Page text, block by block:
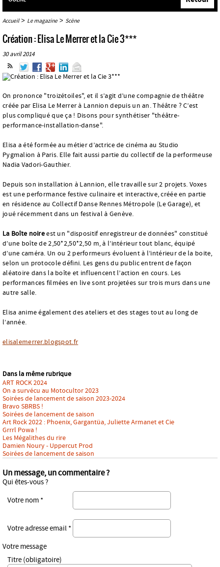
Accueil> Le magazine> Scène
Création : Elisa Le Merrer et la Cie 3***
30 avril 2014
On prononce "troizétoiles", et il s’agit d’une compagnie de théâtre
créée par Elisa Le Merrer à Lannion depuis un an. Théâtre ? C’est
plus compliqué que ça ! Disons pour synthétiser "théâtre-
performance-installation-danse".
Elisa a été formée au métier d’actrice de cinéma au Studio
Pygmalion à Paris. Elle fait aussi partie du collectif de la performeuse
Nadia Vadori-Gauthier.
Depuis son installation à Lannion, elle travaille sur 2 projets. Voxes
est une performance festive culinaire et interactive, créée en partie
en résidence au Collectif Danse Rennes Métropole (Le Garage), et
joué récemment dans un festival à Genève.
La Boîte noireest un "dispositif enregistreur de données" constitué
d’une boîte de 2,50*2,50*2,50 m, à l’intérieur tout blanc, équipé
d’une caméra. Un ou 2 performeurs évoluent à l’intérieur de la boite,
selon un protocole défini. Les gens du public entrent de façon
aléatoire dans la boîte et influencent l’action en cours. Les
performances filmées en live sont projetées sur trois murs dans une
autre salle.
Elisa anime également des ateliers et des stages tout au long de
l’année.
elisalemerrer.blogspot.fr
Dans la même rubrique
ART ROCK 2024
On a survécu au Motocultor 2023
Soirées de lancement de saison 2023-2024
Bravo SBRBS !
Soirées de lancement de saison
Art Rock 2022 : Phoenix, Gargantüa, Juliette Armanet et Cie
Grrrl Powa !
Les Mégalithes du rire
Damien Noury - Uppercut Prod
Soirées de lancement de saison
Un message, un commentaire ?
Qui êtes-vous ?
Votre nom *
Votre adresse email *
Votre message
Titre (obligatoire)